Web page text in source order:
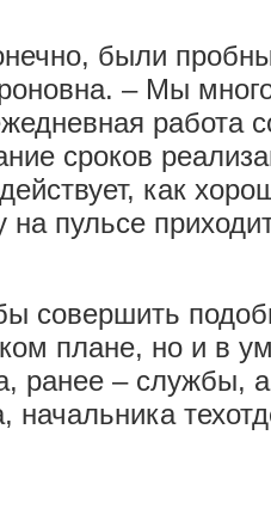
были
– Мы
сроков
как
пульсе
совершить
плане, но и в
ранее – службы,
начальника